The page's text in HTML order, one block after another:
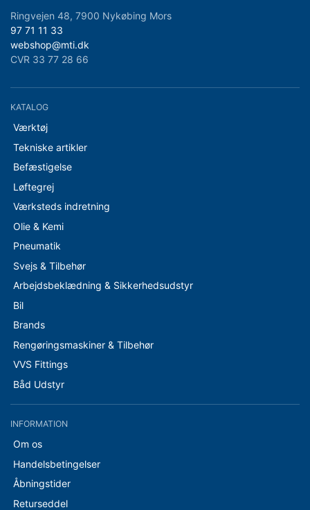
Ringvejen 48, 7900 Nykøbing Mors
97 71 11 33
webshop@mti.dk
CVR 33 77 28 66
KATALOG
Værktøj
Tekniske artikler
Befæstigelse
Løftegrej
Værksteds indretning
Olie & Kemi
Pneumatik
Svejs & Tilbehør
Arbejdsbeklædning & Sikkerhedsudstyr
Bil
Brands
Rengøringsmaskiner & Tilbehør
VVS Fittings
Båd Udstyr
INFORMATION
Om os
Handelsbetingelser
Åbningstider
Returseddel